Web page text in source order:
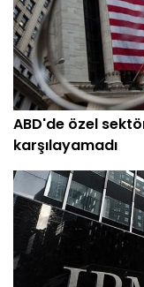
ABD'de özel
karşılayamadı